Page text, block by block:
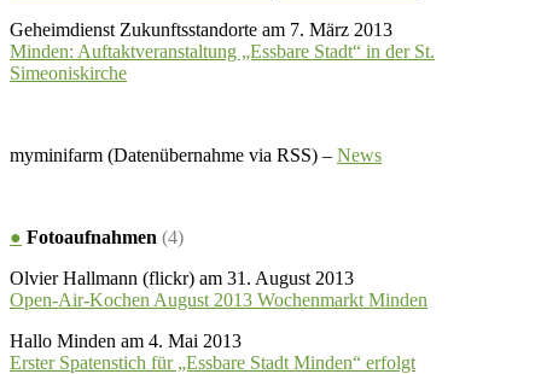
Geheimdienst Zukunftsstandorte am 7. März 2013
Minden: Auftaktveranstaltung „Essbare Stadt“ in der St.
Simeoniskirche
myminifarm (Datenübernahme via RSS) – News
● Fotoaufnahmen (4)
Olvier Hallmann (flickr) am 31. August 2013
Open-Air-Kochen August 2013 Wochenmarkt Minden
Hallo Minden am 4. Mai 2013
Erster Spatenstich für „Essbare Stadt Minden“ erfolgt